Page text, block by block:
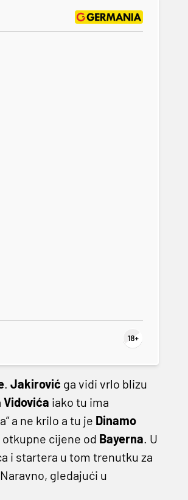
. Jakirović ga vidi vrlo blizu
Vidovića iako tu ima
a ne krilo a tu je Dinamo
cijene od Bayerna. U
i startera u tom trenutku za
gledajući u